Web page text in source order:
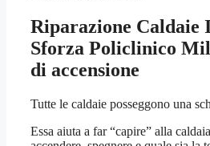
Riparazione Caldaie
Sforza Policlinico
di accensione
Tutte le caldaie posseggono una
Essa aiuta a far “capire” alla